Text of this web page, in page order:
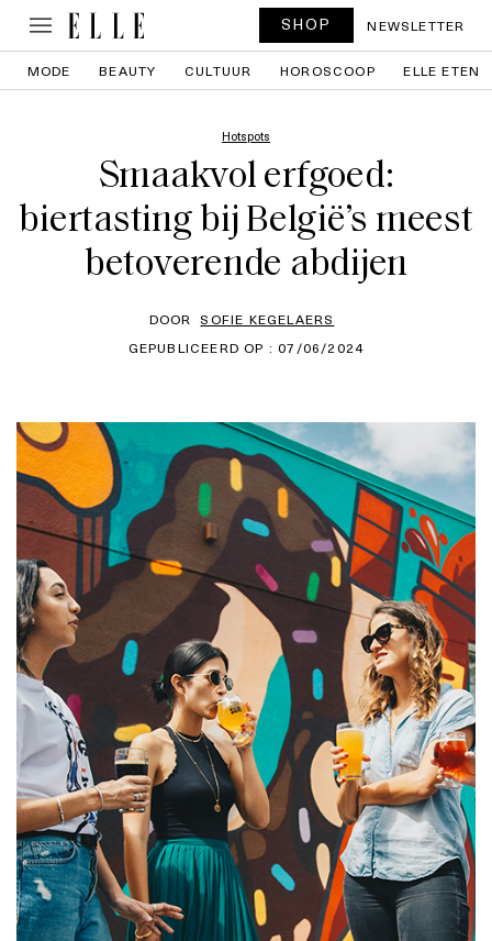
SHOP NEWSLETTER
MODE BEAUTY CULTUUR HOROSCOOP ELLE ETEN
Hotspots
Smaakvol erfgoed:
biertasting bij België’s meest
betoverende abdijen
DOOR SOFIE KEGELAERS
GEPUBLICEERD OP : 07/06/2024